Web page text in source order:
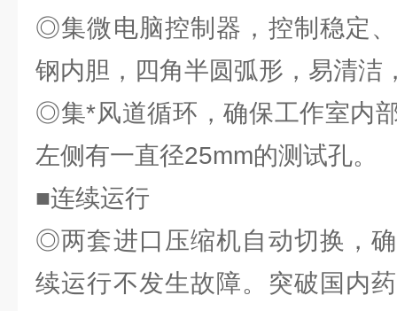
◎集微电脑控制器，控制稳定
钢内胆，四角半圆弧形，易清洁
◎集*风道循环，确保工作室内
左侧有一直径25mm的测试孔。
■连续运行
◎两套进口压缩机自动切换，
续运行不发生故障。突破国内